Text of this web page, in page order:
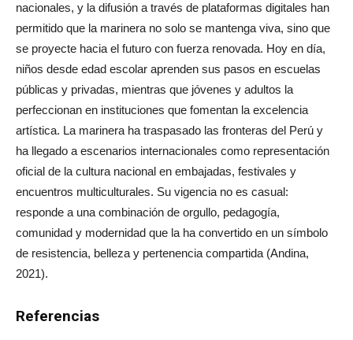
nacionales, y la difusión a través de plataformas digitales han
permitido que la marinera no solo se mantenga viva, sino que
se proyecte hacia el futuro con fuerza renovada. Hoy en día,
niños desde edad escolar aprenden sus pasos en escuelas
públicas y privadas, mientras que jóvenes y adultos la
perfeccionan en instituciones que fomentan la excelencia
artística. La marinera ha traspasado las fronteras del Perú y
ha llegado a escenarios internacionales como representación
oficial de la cultura nacional en embajadas, festivales y
encuentros multiculturales. Su vigencia no es casual:
responde a una combinación de orgullo, pedagogía,
comunidad y modernidad que la ha convertido en un símbolo
de resistencia, belleza y pertenencia compartida (Andina,
2021).
Referencias